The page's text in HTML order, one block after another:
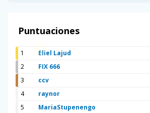
Puntuaciones
1 Eliel Lajud
2
FIX 666
3
ccv
4
raynor
5
MariaStupenengo